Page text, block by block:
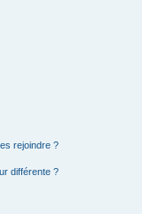
rejoindre ?
différente ?